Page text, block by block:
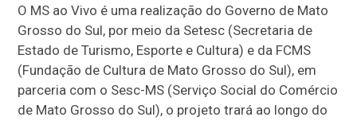
O MS ao Vivo é uma realização do Governo de Mato
Grosso do Sul, por meio da Setesc (Secretaria de
Estado de Turismo, Esporte e Cultura) e da FCMS
(Fundação de Cultura de Mato Grosso do Sul), em
parceria com o Sesc-MS (Serviço Social do Comércio
de Mato Grosso do Sul), o projeto trará ao longo do